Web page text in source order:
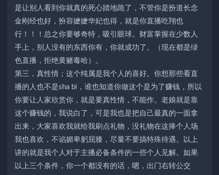
是让别人看到你就真的死心踏地跪了，不管你是扮道长念
金刚经也好，扮容嬷嬷华妃也得，就是你直播吃翔也
行！！！总之你要够奇特，吸引眼球。财富掌握在少数人
手上，别人没有的东西你有，你就成功了。（现在都是绿
色直播，拒绝黄赌毒哈）。
第三，真性情；这个纯属是我个人的喜好。你想那些看直
播的人也不是sha bi，谁也知道你做这个是为了赚钱，所以
你要让人家欣赏你，就是要真性情，不能作。老娘就是靠
这个赚钱的，我说白了，可是我也是把自己最真的一面拿
出来，大家喜欢我就给我刷点礼物，没礼物在这捧个人场
我也喜欢，不谄媚卑躬屈膝，尽量不要搞特殊待遇。以上
讲的就是我个人对于主播必备条件的一些个人见解。如果
以上三个条件，你一个都没有的话，嗯，出门右转公交